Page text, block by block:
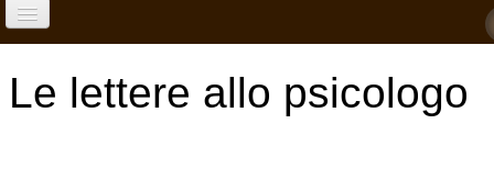
Le lettere allo psicologo